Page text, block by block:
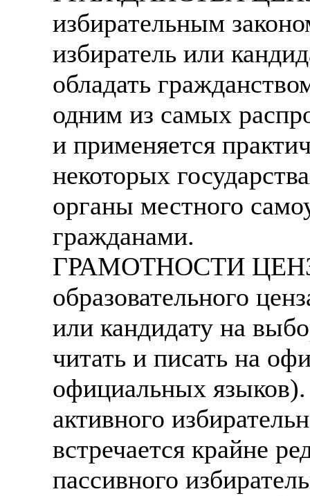
избирательным
избиратель или
обладать
одним из самых
и применяется
некоторых
органы местного
гражданами.
ГРАМОТНОСТИ ЦЕНЗ -
образовательного
или кандидату на
читать и писать на
официальных
активного
встречается крайне
пассивного